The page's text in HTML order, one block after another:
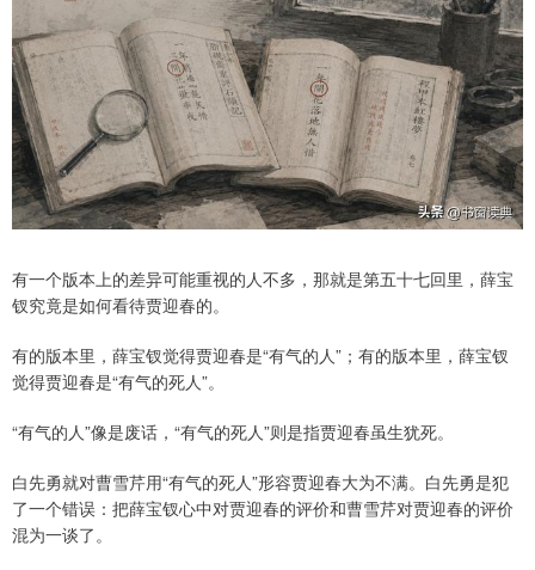
有一个版本上的差异可能重视的人不多，那就是第五十七回里，薛宝
钗究竟是如何看待贾迎春的。
有的版本里，薛宝钗觉得贾迎春是“有气的人”；有的版本里，薛宝钗
觉得贾迎春是“有气的死人”。
“有气的人”像是废话，“有气的死人”则是指贾迎春虽生犹死。
白先勇就对曹雪芹用“有气的死人”形容贾迎春大为不满。白先勇是犯
了一个错误：把薛宝钗心中对贾迎春的评价和曹雪芹对贾迎春的评价
混为一谈了。